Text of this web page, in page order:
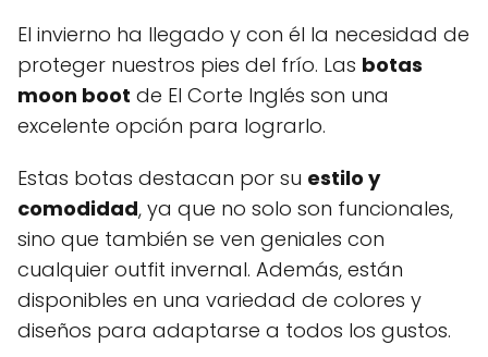
El invierno ha llegado y con él la necesidad de
proteger nuestros pies del frío. Las botas
moon boot de El Corte Inglés son una
excelente opción para lograrlo.
Estas botas destacan por su estilo y
comodidad, ya que no solo son funcionales,
sino que también se ven geniales con
cualquier outfit invernal. Además, están
disponibles en una variedad de colores y
diseños para adaptarse a todos los gustos.